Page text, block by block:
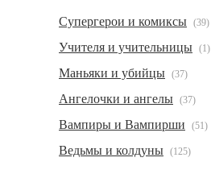
Супергерои и комиксы (39)
Учителя и учительницы (1)
Маньяки и убийцы (37)
Ангелочки и ангелы (37)
Вампиры и Вампирши (51)
Ведьмы и колдуны (125)